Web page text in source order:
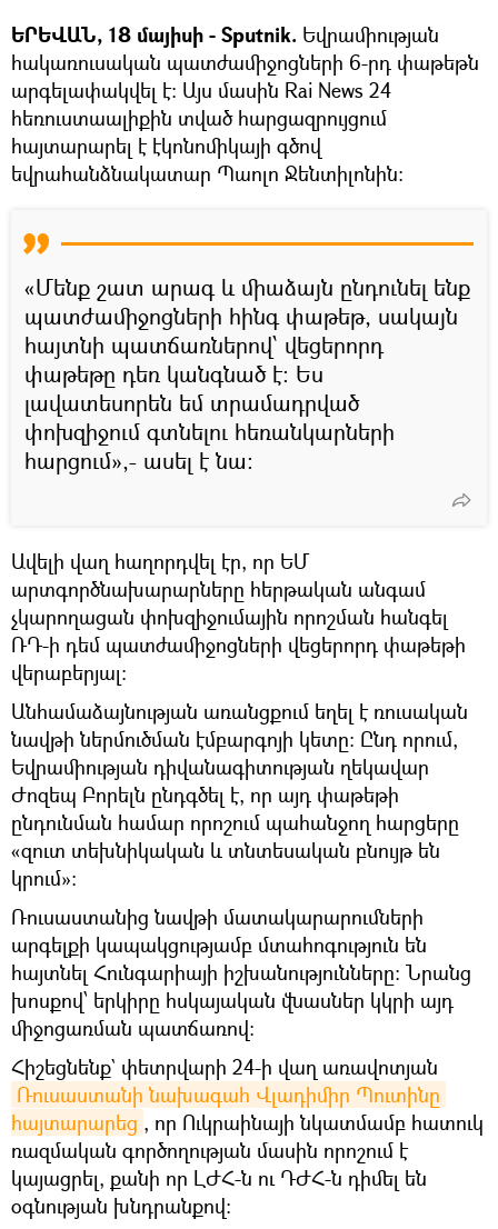
ԵՐԵՎԱՆ, 18 մայիսի - Sputnik. Եվրամիության
հակառուսական պատժամիջոցների 6-րդ փաթեթն
արգելափակվել է։ Այս մասին Rai News 24
հեռուստաալիքին տված հարցազրույցում
հայտարարել է էկոնոմիկայի գծով
եվրահանձնակատար Պաոլո Ջենտիլոնին։
«Մենք շատ արագ և միաձայն ընդունել ենք
պատժամիջոցների հինգ փաթեթ, սակայն
հայտնի պատճառներով՝ վեցերորդ
փաթեթը դեռ կանգնած է։ Ես
լավատեսորեն եմ տրամադրված
փոխզիջում գտնելու հեռանկարների
հարցում»,- ասել է նա։
Ավելի վաղ հաղորդվել էր, որ ԵՄ
արտգործնախարարները հերթական անգամ
չկարողացան փոխզիջումային որոշման հանգել
ՌԴ-ի դեմ պատժամիջոցների վեցերորդ փաթեթի
վերաբերյալ:
Անհամաձայնության առանցքում եղել է ռուսական
նավթի ներմուծման էմբարգոյի կետը։ Ընդ որում,
Եվրամիության դիվանագիտության ղեկավար
Ժոզեպ Բորելն ընդգծել է, որ այդ փաթեթի
ընդունման համար որոշում պահանջող հարցերը
«զուտ տեխնիկական և տնտեսական բնույթ են
կրում»:
Ռուսաստանից նավթի մատակարարումների
արգելքի կապակցությամբ մտահոգություն են
հայտնել Հունգարիայի իշխանությունները։ Նրանց
խոսքով՝ երկիրը հսկայական վնասներ կկրի այդ
միջոցառման պատճառով։
Հիշեցնենք` փետրվարի 24-ի վաղ առավոտյան
Ռուսաստանի նախագահ Վլադիմիր Պուտինը
հայտարարեց , որ Ուկրաինայի նկատմամբ հատուկ
ռազմական գործողության մասին որոշում է
կայացրել, քանի որ ԼԺՀ-ն ու ԴԺՀ-ն դիմել են
օգնության խնդրանքով։